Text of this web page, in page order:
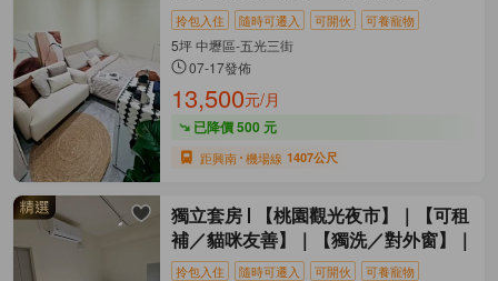
拎包入住 隨時可遷入 可開伙 可養寵物
5坪 中壢區-五光三街
07-17發佈
13,500元/月
已降價 500 元
距興南 機場線 1407公尺
獨立套房
【桃園觀光夜市】｜【可租
補／貓咪友善】｜【獨洗／對外窗】｜
拎包入住 隨時可遷入 可開伙 可養寵物